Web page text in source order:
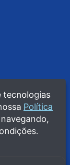
tecnologias
Política